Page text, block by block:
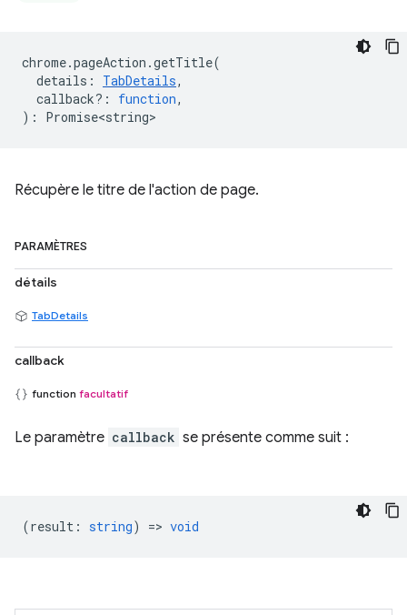
chrome.pageAction .getTitle(
details : TabDetails,
callback? : function,
) : Promise<string>
Récupère le titre de l'action de page.
PARAMÈTRES
détails
TabDetails
callback
function facultatif
Le paramètre callback se présente comme suit :
(result : string) => void